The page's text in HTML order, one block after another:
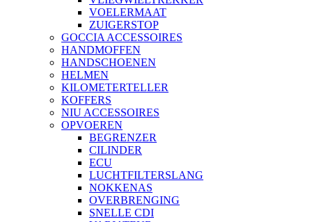
VOELERMAAT
ZUIGERSTOP
GOCCIA ACCESSOIRES
HANDMOFFEN
HANDSCHOENEN
HELMEN
KILOMETERTELLER
KOFFERS
NIU ACCESSOIRES
OPVOEREN
BEGRENZER
CILINDER
ECU
LUCHTFILTERSLANG
NOKKENAS
OVERBRENGING
SNELLE CDI